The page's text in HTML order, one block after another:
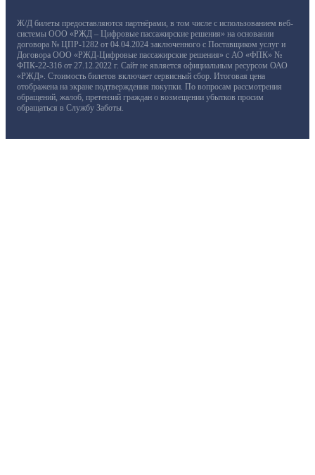
Ж/Д билеты предоставляются партнёрами, в том числе с использованием веб-
системы ООО «РЖД – Цифровые пассажирские решения» на основании
договора № ЦПР-1282 от 04.04.2024 заключенного с Поставщиком услуг и
Договора ООО «РЖД-Цифровые пассажирские решения» с АО «ФПК» №
ФПК-22-316 от 27.12.2022 г. Сайт не является официальным ресурсом ОАО
«РЖД». Стоимость билетов включает сервисный сбор. Итоговая цена
отображена на экране подтверждения покупки. По вопросам рассмотрения
обращений, жалоб, претензий граждан о возмещении убытков просим
обращаться в Службу Заботы.